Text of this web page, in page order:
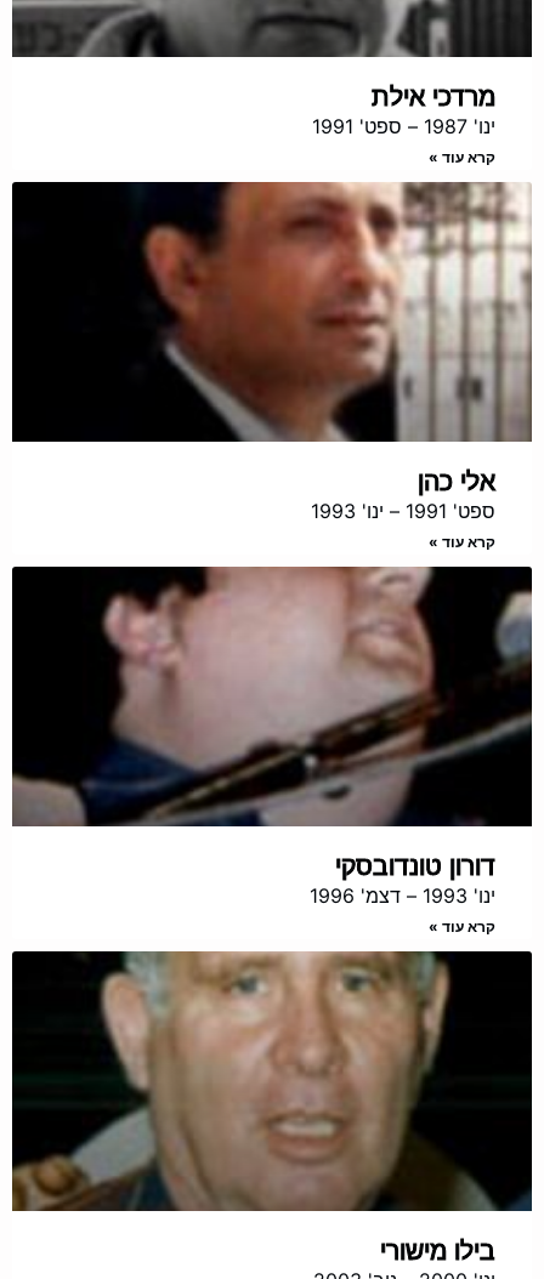
מרדכי אילת
ינו' 1987 – ספט' 1991
קרא עוד »
אלי כהן
ספט' 1991 – ינו' 1993
קרא עוד »
דורון טונדובסקי
ינו' 1993 – דצמ' 1996
קרא עוד »
בילו מישורי